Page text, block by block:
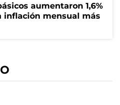
aumentaron 1,6%
inflación mensual más